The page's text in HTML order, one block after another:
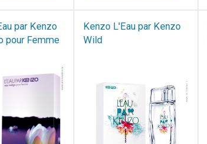
par Kenzo
pour Femme
Kenzo L'Eau par Kenzo
Wild